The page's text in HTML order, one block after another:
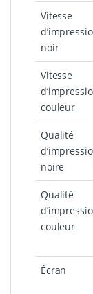
Vitesse
noir
Vitesse
couleur
Qualité
noire
Qualité
couleur
Écran